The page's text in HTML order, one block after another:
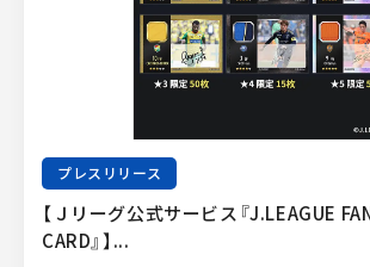
プレスリリース
【Ｊリーグ公式サービス『J.LEAGUE
CARD』】...